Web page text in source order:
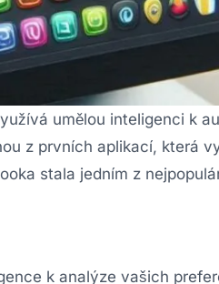
umělou inteligenci k
z prvních aplikací, která
stala jedním z
k analýze vašich